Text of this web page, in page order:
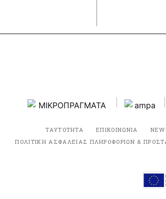
ΤΑΥΤΟΤΗΤΑ ΕΠΙΚΟΙΝΩΝΙΑ
ΠΟΛΙΤΙΚΗ ΑΣΦΑΛΕΙΑΣ ΠΛΗΡΟΦΟΡΙΩΝ &